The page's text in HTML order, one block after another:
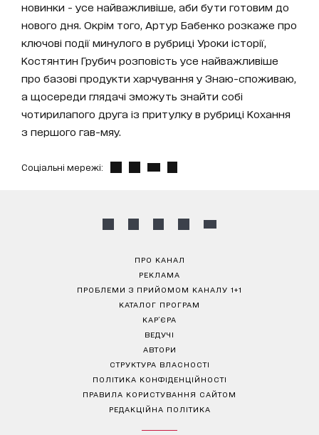
новинки - усе найважливіше, аби бути готовим до
нового дня. Окрім того, Артур Бабенко розкаже про
ключові події минулого в рубриці Уроки історії,
Костянтин Грубич розповість усе найважливіше
про базові продукти харчування у Знаю-споживаю,
а щосереди глядачі зможуть знайти собі
чотирилапого друга із притулку в рубриці Кохання
з першого гав-мяу.
Соціальні мережі:
ПРО КАНАЛ
РЕКЛАМА
ПРОБЛЕМИ З ПРИЙОМОМ КАНАЛУ 1+1
КАТАЛОГ ПРОГРАМ
КАР’ЄРА
ВЕДУЧІ
АВТОРИ
СТРУКТУРА ВЛАСНОСТІ
ПОЛІТИКА КОНФІДЕНЦІЙНОСТІ
ПРАВИЛА КОРИСТУВАННЯ САЙТОМ
РЕДАКЦІЙНА ПОЛІТИКА